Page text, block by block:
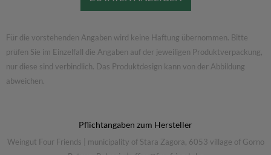
Für die vorstehenden Angaben wird keine Haftung übernommen. Bitte
prüfen Sie im Einzelfall die Angaben auf der jeweiligen Produktverpackung,
nur diese sind verbindlich. Das Produktdesign kann von der Abbildung
abweichen.
Pflichtangaben zum Hersteller
Weingut Four Friends
municipality of Stara Zagora, 6053 village of Gorno